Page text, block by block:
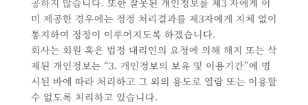
공하지 않습니다. 또한 잘못된 개인정보를 제3 자에게 이
미 제공한 경우에는 정정 처리결과를 제3자에게 지체 없이
통지하여 정정이 이루어지도록 하겠습니다.
회사는 회원 혹은 법정 대리인의 요청에 의해 해지 또는 삭
제된 개인정보는 “3. 개인정보의 보유 및 이용기간”에 명
시된 바에 따라 처리하고 그 외의 용도로 열람 또는 이용할
수 없도록 처리하고 있습니다.